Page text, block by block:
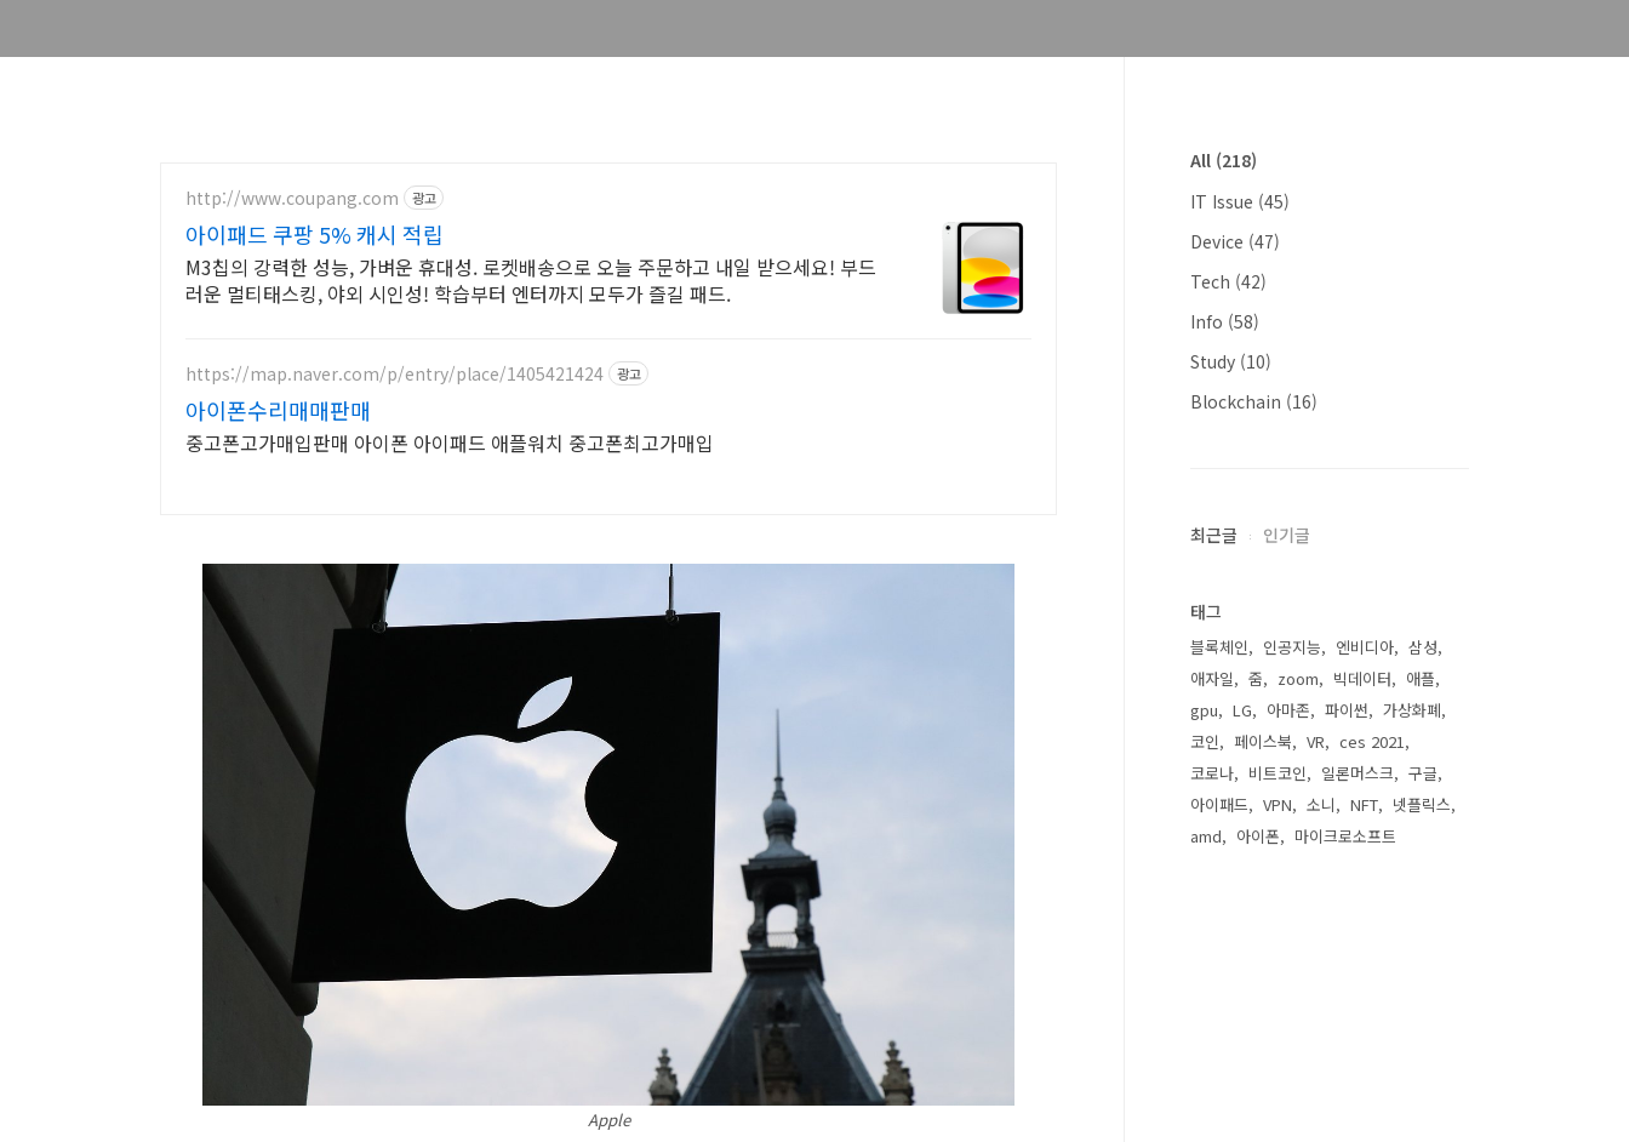
http://www.coupang.com 광고
아이패드 쿠팡 5% 캐시 적립
M3칩의 강력한 성능, 가벼운 휴대성. 로켓배송으로 오늘 주문하고 내일 받으세요! 부드
러운 멀티태스킹, 야외 시인성! 학습부터 엔터까지 모두가 즐길 패드.
https://map.naver.com/p/entry/place/1405421424 광고
아이폰수리매매판매
중고폰고가매입판매 아이폰 아이패드 애플워치 중고폰최고가매입
Apple
All (218)
IT Issue (45)
Device (47)
Tech (42)
Info (58)
Study (10)
Blockchain (16)
최근글 인기글
태그
블록체인 인공지능 엔비디아
삼성
애자일
줌 zoom 빅데이터
애플
gpu
LG 아마존 파이썬
가상화폐
코인
페이스북 VR
ces 2021
코로나
비트코인 일론머스크
구글
아이패드
VPN 소니 NFT
넷플릭스
amd
아이폰 마이크로소프트